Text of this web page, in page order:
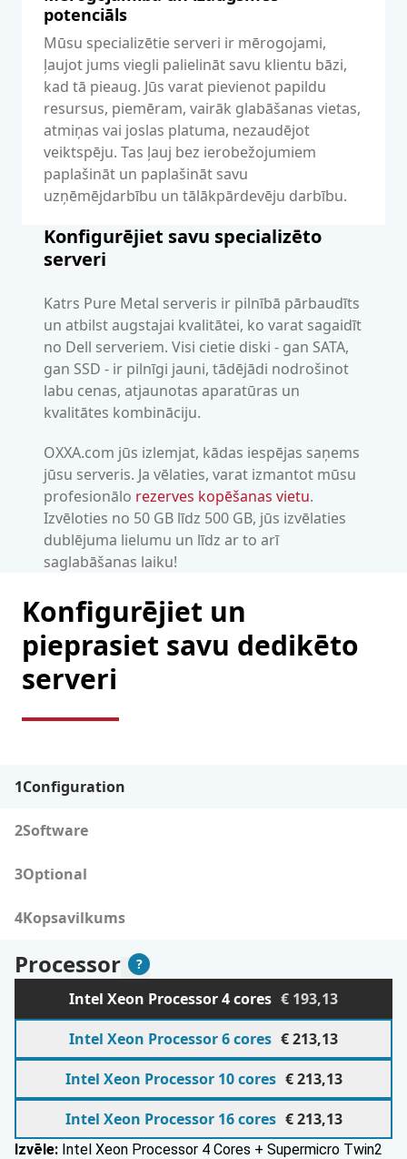
potenciāls
Mūsu specializētie serveri ir mērogojami,
ļaujot jums viegli palielināt savu klientu bāzi,
kad tā pieaug. Jūs varat pievienot papildu
resursus, piemēram, vairāk glabāšanas vietas,
atmiņas vai joslas platuma, nezaudējot
veiktspēju. Tas ļauj bez ierobežojumiem
paplašināt un paplašināt savu
uzņēmējdarbību un tālākpārdevēju darbību.
Konfigurējiet savu specializēto
serveri
Katrs Pure Metal serveris ir pilnībā pārbaudīts
un atbilst augstajai kvalitātei, ko varat sagaidīt
no Dell serveriem. Visi cietie diski - gan SATA,
gan SSD - ir pilnīgi jauni, tādējādi nodrošinot
labu cenas, atjaunotas aparatūras un
kvalitātes kombināciju.
OXXA.com jūs izlemjat, kādas iespējas saņems
jūsu serveris. Ja vēlaties, varat izmantot mūsu
profesionālo rezerves kopēšanas vietu.
Izvēloties no 50 GB līdz 500 GB, jūs izvēlaties
dublējuma lielumu un līdz ar to arī
saglabāšanas laiku!
Konfigurējiet un
pieprasiet savu dedikēto
serveri
1Configuration
2Software
3Optional
4Kopsavilkums
Processor ?
ProcessorIntel Xeon Processor 4 cores € 193,13
Intel Xeon Processor 6 cores € 213,13
Intel Xeon Processor 10 cores € 213,13
Intel Xeon Processor 16 cores € 213,13
Izvēle: Intel Xeon Processor 4 Cores + Supermicro Twin2